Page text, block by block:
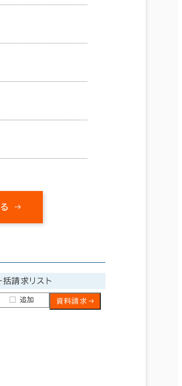
括請求リスト
追加 資料請求